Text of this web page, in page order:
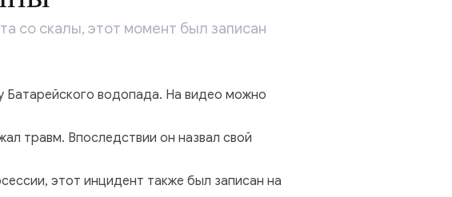
со скалы, этот момент был записан
Батарейского водопада. На видео можно
травм. Впоследствии он назвал свой
этот инцидент также был записан на